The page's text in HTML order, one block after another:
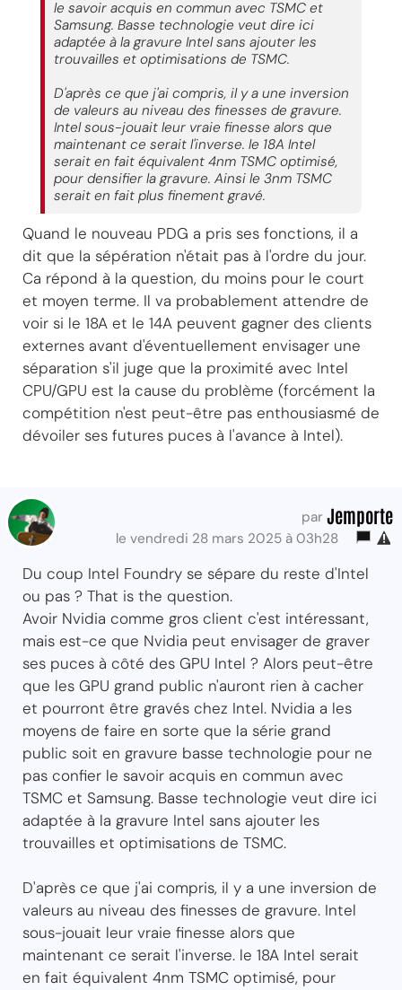
le savoir acquis en commun avec TSMC et
Samsung. Basse technologie veut dire ici
adaptée à la gravure Intel sans ajouter les
trouvailles et optimisations de TSMC.
D'après ce que j'ai compris, il y a une inversion
de valeurs au niveau des finesses de gravure.
Intel sous-jouait leur vraie finesse alors que
maintenant ce serait l'inverse. le 18A Intel
serait en fait équivalent 4nm TSMC optimisé,
pour densifier la gravure. Ainsi le 3nm TSMC
serait en fait plus finement gravé.
Quand le nouveau PDG a pris ses fonctions, il a
dit que la sépération n'était pas à l'ordre du jour.
Ca répond à la question, du moins pour le court
et moyen terme. Il va probablement attendre de
voir si le 18A et le 14A peuvent gagner des clients
externes avant d'éventuellement envisager une
séparation s'il juge que la proximité avec Intel
CPU/GPU est la cause du problème (forcément la
compétition n'est peut-être pas enthousiasmé de
dévoiler ses futures puces à l'avance à Intel).
par Jemporte
le vendredi 28 mars 2025 à 03h28
Du coup Intel Foundry se sépare du reste d'Intel
ou pas ? That is the question.
Avoir Nvidia comme gros client c'est intéressant,
mais est-ce que Nvidia peut envisager de graver
ses puces à côté des GPU Intel ? Alors peut-être
que les GPU grand public n'auront rien à cacher
et pourront être gravés chez Intel. Nvidia a les
moyens de faire en sorte que la série grand
public soit en gravure basse technologie pour ne
pas confier le savoir acquis en commun avec
TSMC et Samsung. Basse technologie veut dire ici
adaptée à la gravure Intel sans ajouter les
trouvailles et optimisations de TSMC.
D'après ce que j'ai compris, il y a une inversion de
valeurs au niveau des finesses de gravure. Intel
sous-jouait leur vraie finesse alors que
maintenant ce serait l'inverse. le 18A Intel serait
en fait équivalent 4nm TSMC optimisé, pour